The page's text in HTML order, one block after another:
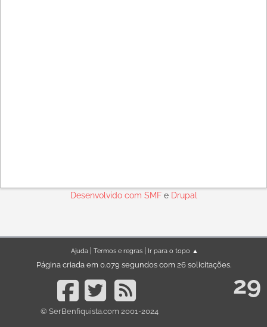
Desenvolvido com SMFe Drupal
Ajuda| Termos e regras| Ir para o topo ▲
Página criada em 0.079 segundos com 26 solicitações.
© SerBenfiquista.com 2001-2024
29